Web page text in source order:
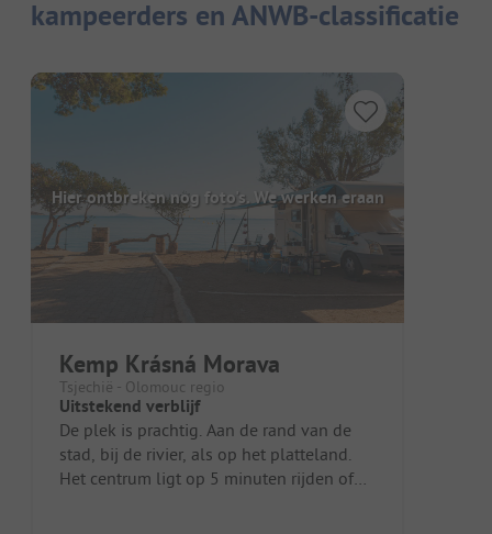
kampeerders en ANWB-classificatie
Hier ontbreken nog foto's. We werken eraan
Kemp Krásná Morava
Tsjechië - Olomouc regio
Uitstekend verblijf
De plek is prachtig. Aan de rand van de
stad, bij de rivier, als op het platteland.
Het centrum ligt op 5 minuten rijden of